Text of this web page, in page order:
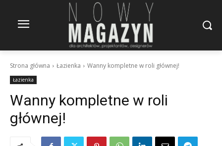
Strona główna Łazienka Wanny kompletne w roli głównej!
Łazienka
Wanny kompletne w roli
głównej!